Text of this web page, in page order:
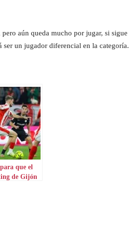
aún queda mucho por jugar, si sigue
ser un jugador diferencial en la categoría.
que el
de Gijón